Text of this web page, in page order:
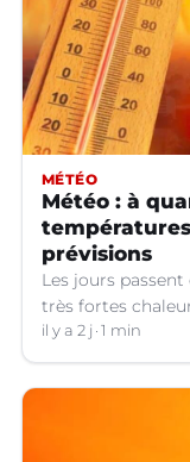
MÉTÉO
Météo : à
prévisions
Les jours
très fortes
Jusqu’à quand ?
il y a 2 j 1 min